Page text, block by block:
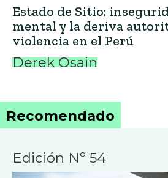
Estado de Sitio:
mental y la deriva
violencia en el Perú
Derek Osain
Recomendado
Edición Nº 54